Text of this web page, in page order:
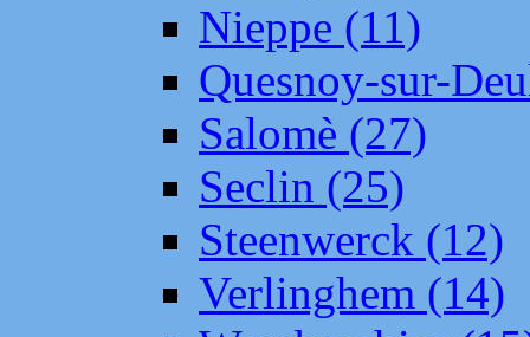
Nieppe (11)
Quesnoy-sur-
Salomè (27)
Seclin (25)
Steenwerck (12)
Verlinghem (14)